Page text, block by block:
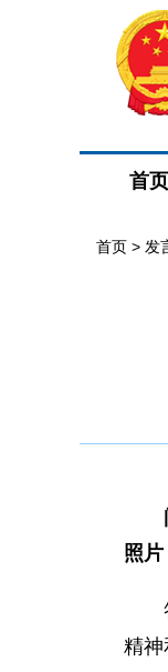
首页
首页 > 发
照
精神